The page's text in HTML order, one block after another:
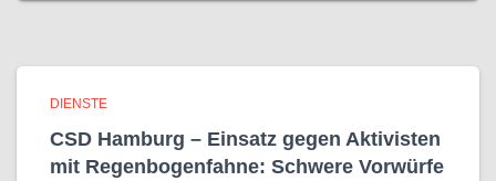
DIENSTE
CSD Hamburg – Einsatz gegen Aktivisten
mit Regenbogen­fahne: Schwere Vorwürfe